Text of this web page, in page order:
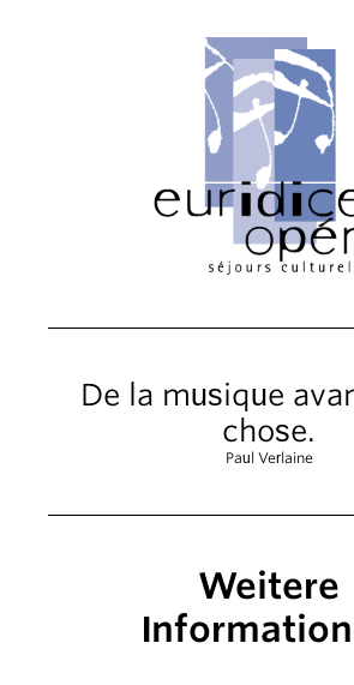
De la musique
chose.
Paul Verlaine
Weitere